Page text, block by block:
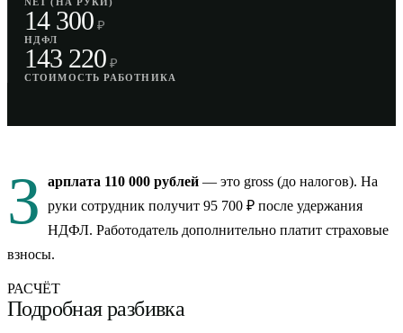
14 300 ₽
НДФЛ
143 220 ₽
СТОИМОСТЬ РАБОТНИКА
З арплата 110 000 рублей — это gross (до налогов). На
руки сотрудник получит 95 700 ₽ после удержания
НДФЛ. Работодатель дополнительно платит страховые
взносы.
РАСЧЁТ
Подробная разбивка